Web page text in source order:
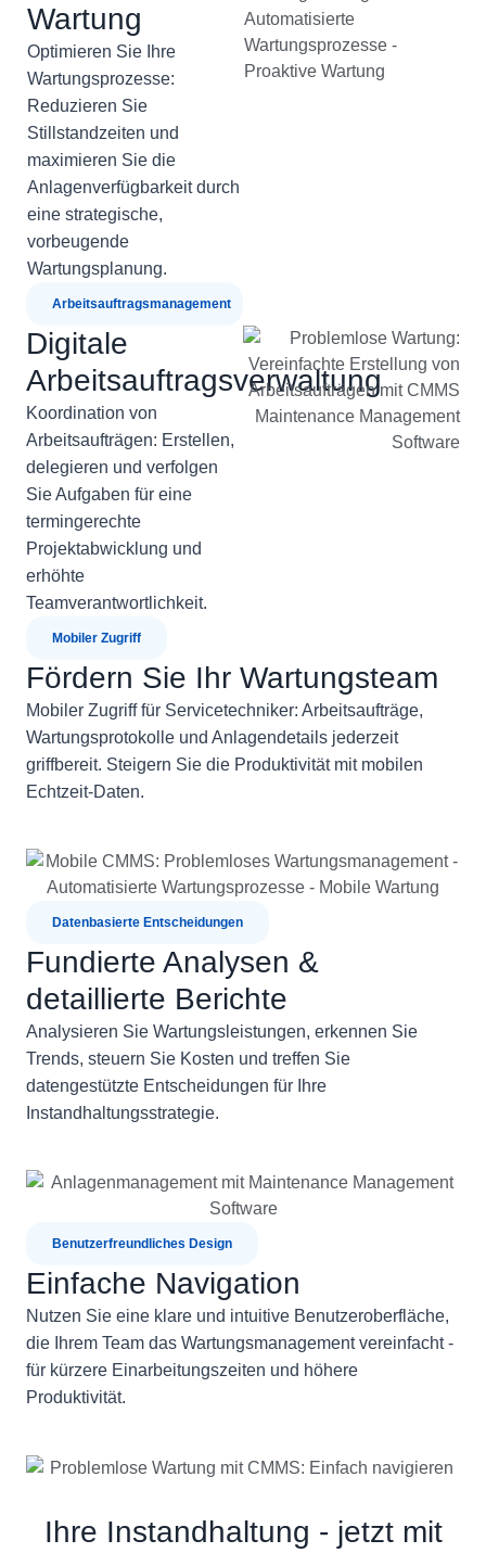
Wartung
Optimieren Sie Ihre
Wartungsprozesse:
Reduzieren Sie
Stillstandzeiten und
maximieren Sie die
Anlagenverfügbarkeit durch
eine strategische,
vorbeugende
Wartungsplanung.
Arbeitsauftragsmanagement
Digitale
Arbeitsauftragsverwaltung
Koordination von
Arbeitsaufträgen: Erstellen,
delegieren und verfolgen
Sie Aufgaben für eine
termingerechte
Projektabwicklung und
erhöhte
Teamverantwortlichkeit.
Mobiler Zugriff
Fördern Sie Ihr Wartungsteam
Mobiler Zugriff für Servicetechniker: Arbeitsaufträge,
Wartungsprotokolle und Anlagendetails jederzeit
griffbereit. Steigern Sie die Produktivität mit mobilen
Echtzeit-Daten.
Datenbasierte Entscheidungen
Fundierte Analysen &
detaillierte Berichte
Analysieren Sie Wartungsleistungen, erkennen Sie
Trends, steuern Sie Kosten und treffen Sie
datengestützte Entscheidungen für Ihre
Instandhaltungsstrategie.
Benutzerfreundliches Design
Einfache Navigation
Nutzen Sie eine klare und intuitive Benutzeroberfläche,
die Ihrem Team das Wartungsmanagement vereinfacht -
für kürzere Einarbeitungszeiten und höhere
Produktivität.
Ihre Instandhaltung - jetzt mit